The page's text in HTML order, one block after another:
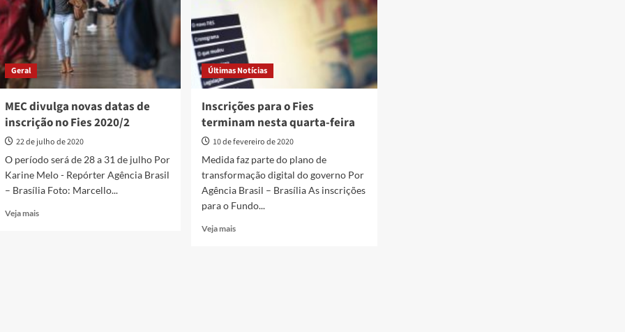
Geral
MEC divulga novas datas de
inscrição no Fies 2020/2
22 de julho de 2020
O período será de 28 a 31 de julho Por
Karine Melo - Repórter Agência Brasil
– Brasília Foto: Marcello...
Veja maisRead
Últimas Notícias
Inscrições para o Fies
terminam nesta quarta-feira
10 de fevereiro de 2020
Medida faz parte do plano de
transformação digital do governo Por
Agência Brasil – Brasília As inscrições
para o Fundo...
Veja maisRead